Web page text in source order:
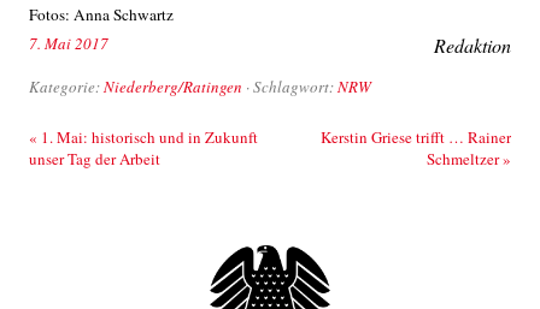
Fotos: Anna Schwartz
Redaktion
7. Mai 2017
Kategorie:Niederberg/Ratingen · Schlagwort:NRW
Beitrags-Navigation
« 1. Mai: historisch und in Zukunft
unser Tag der Arbeit
Kerstin Griese trifft … Rainer
Schmeltzer»